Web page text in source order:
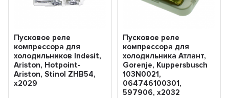
Пусковое реле
компрессора для
холодильников Indesit,
Ariston, Hotpoint-
Ariston, Stinol ZHB54,
x2029
Пусковое реле
компрессора для
холодильника Атлант,
Gorenje, Kuppersbusch
103N0021,
064746100301,
597906, х2032